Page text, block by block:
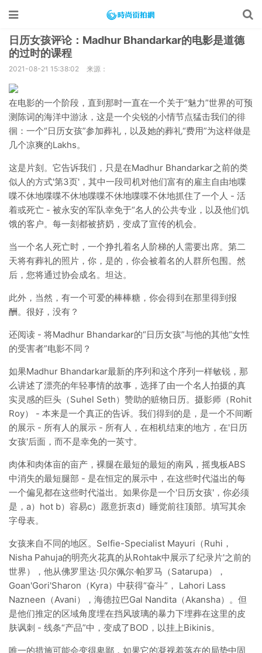
日历女孩评论：Madhur Bhandarkar的电影是道德
的过时的课程
2021-08-21 15:38:02 来源：
在电影的一个阶段，直到那时一直在一个关于“魅力”世界的可预
测陈词的海洋中游泳，这是一个尖锐的小情节点猛击我们的徘
徊：一个“日历女孩”参加葬礼，以及她的葬礼“费用”为这样做是
几个凉爽的Lakhs。
这是片刻。它告诉我们，只是在Madhur Bhandarkar之前的类
似人的方式'第3页'，其中一段司机对他们富有的雇主自由地喋
喋不休地喋喋不休地喋喋不休地喋喋不休地抓住了一个人 - 活
着或死亡 - 被永安的军队幸免于“名人的公共专业，以及他们饥
饿的客户。每一刻都被挤奶，变成了宣传的机会。
当一个名人死亡时，一个挣扎着名人阶梯的人需要出席。第二
天将有葬礼的照片，你，是的，你会被着名的人群所包围。然
后，您将通过协会成名。坦达。
此外，当然，有一个可爱的棒棒糖，你会得到在那里得到报
酬。很好，没有？
还阅读 - 将Madhur Bhandarkar的“日历女孩”与他的其他“女性
的受害者”电影不同？
如果Madhur Bhandarkar最新的序列和这个序列一样敏锐，那
么讲述了漂亮的年轻事情的故事，选择了由一个名人拍摄的真
实灵感的巨头（Suhel Seth）赞助的赃物日历。摄影师（Rohit
Roy） - 本来是一个真正的告诉。我们得到的是，是一个不间断
的展示 - 所有人的展示 - 所有人，在相机结束的地方，在'日历
女孩'后面，而不是幸免的一英寸。
肉体和肉体亩的亩产，裸腿在最短的最短的南风，摇曳板ABS
中消失的最短腿部 - 是在恒定的展示中，在这些时代溢出的每
一个偏见都在这些时代溢出。如果你是一个'日历女孩'，你必须
是，a）hot b）容易c）愿意折衷d）睡觉前往顶部。填写其余
字母表。
女孩来自不同的地区。Selfie-Specialist Mayuri（Ruhi，
Nisha Pahuja的明亮火花真的从Rohtak中展示了纪录片'之前的
世界），他从佛罗里达·贝尔佩尔·帕罗马（Satarupa），
Goan'Gori'Sharon（Kyra）中获得“奋斗”， Lahori Lass
Nazneen（Avani），海德拉巴Gal Nandita（Akansha）。但
是他们推定的区域角度埋在挡风玻璃的暴力下埋葬在这里的皮
肤讽刺 - 线条“产品”中，变成了BOD，以挂上Bikinis。
唯一的措施可能会变得卑鄙，如果它的凝视着落在的局势中固